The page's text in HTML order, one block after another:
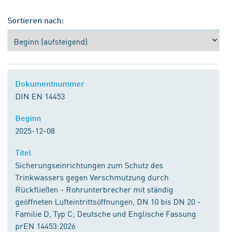
Sortieren nach:
Dokumentnummer
DIN EN 14453
Beginn
2025-12-08
Titel
Sicherungseinrichtungen zum Schutz des
Trinkwassers gegen Verschmutzung durch
Rückfließen - Rohrunterbrecher mit ständig
geöffneten Lufteintrittsöffnungen, DN 10 bis DN 20 -
Familie D, Typ C; Deutsche und Englische Fassung
prEN 14453:2026